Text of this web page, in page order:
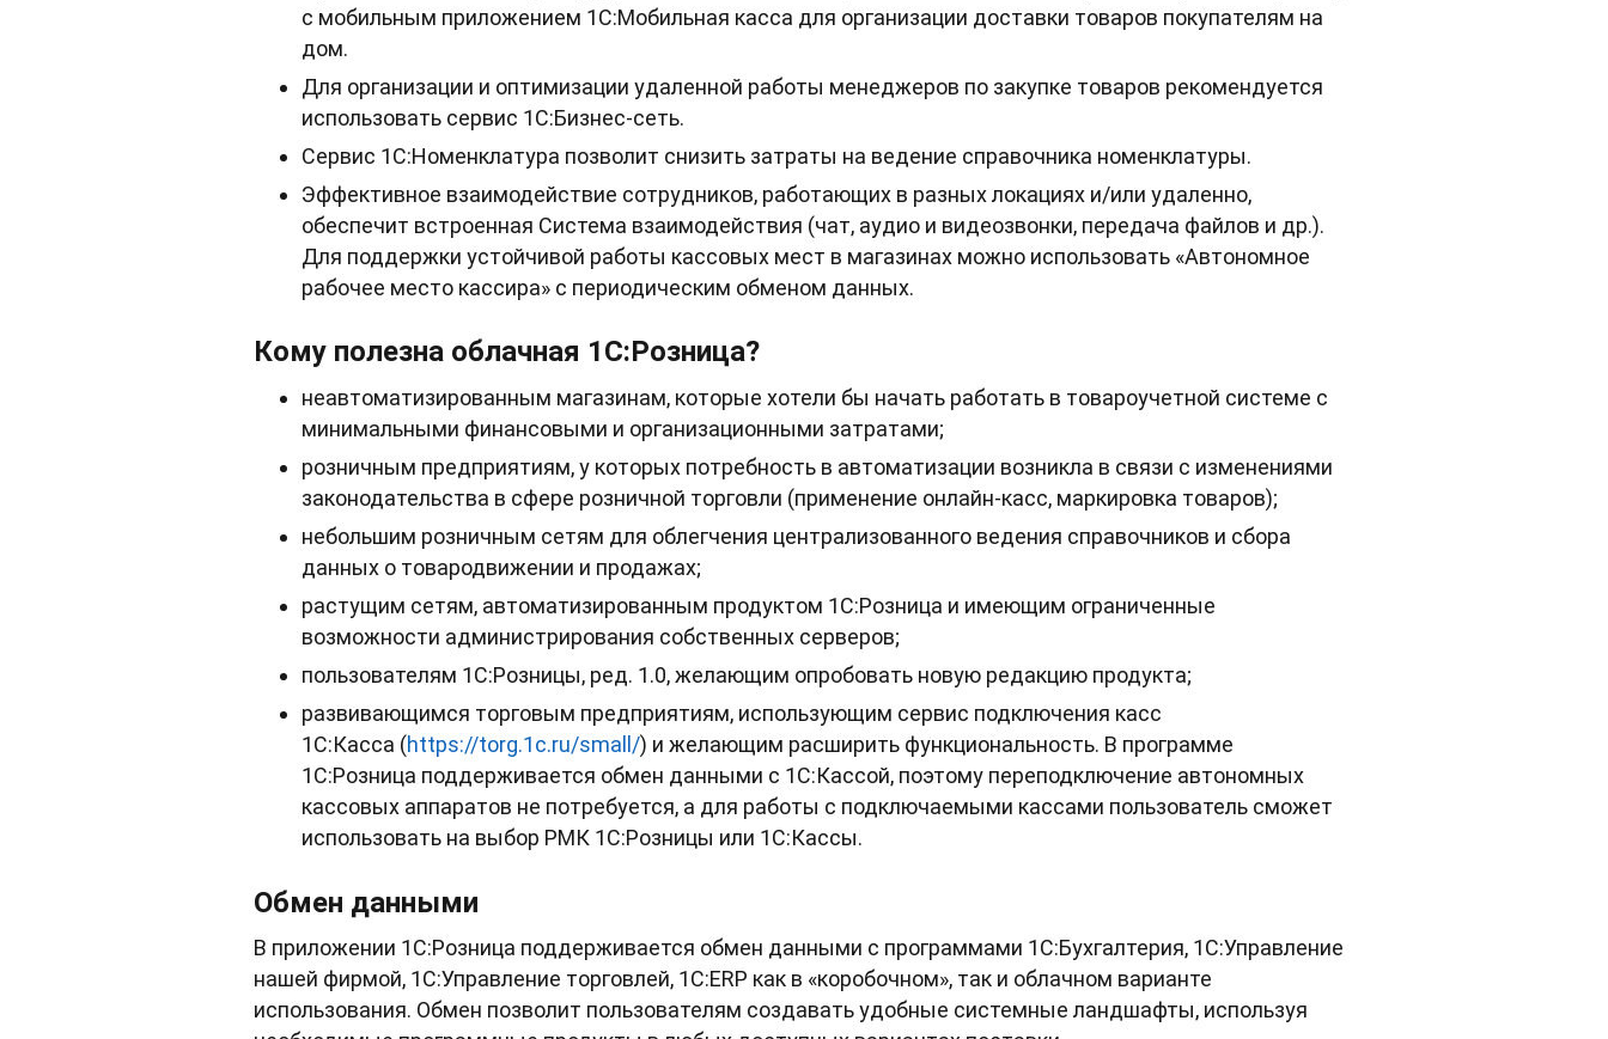
с мобильным приложением 1С:Мобильная касса для организации доставки товаров покупателям на
дом.
Для организации и оптимизации удаленной работы менеджеров по закупке товаров рекомендуется
использовать сервис 1С:Бизнес-сеть.
Сервис 1С:Номенклатура позволит снизить затраты на ведение справочника номенклатуры.
Эффективное взаимодействие сотрудников, работающих в разных локациях и/или удаленно,
обеспечит встроенная Система взаимодействия (чат, аудио и видеозвонки, передача файлов и др.).
Для поддержки устойчивой работы кассовых мест в магазинах можно использовать «Автономное
рабочее место кассира» с периодическим обменом данных.
Кому полезна облачная 1С:Розница?
неавтоматизированным магазинам, которые хотели бы начать работать в товароучетной системе с
минимальными финансовыми и организационными затратами;
розничным предприятиям, у которых потребность в автоматизации возникла в связи с изменениями
законодательства в сфере розничной торговли (применение онлайн-касс, маркировка товаров);
небольшим розничным сетям для облегчения централизованного ведения справочников и сбора
данных о товародвижении и продажах;
растущим сетям, автоматизированным продуктом 1С:Розница и имеющим ограниченные
возможности администрирования собственных серверов;
пользователям 1С:Розницы, ред. 1.0, желающим опробовать новую редакцию продукта;
развивающимся торговым предприятиям, использующим сервис подключения касс
1С:Касса (https://torg.1c.ru/small/) и желающим расширить функциональность. В программе
1С:Розница поддерживается обмен данными с 1С:Кассой, поэтому переподключение автономных
кассовых аппаратов не потребуется, а для работы с подключаемыми кассами пользователь сможет
использовать на выбор РМК 1С:Розницы или 1С:Кассы.
Обмен данными
В приложении 1С:Розница поддерживается обмен данными с программами 1С:Бухгалтерия, 1С:Управление
нашей фирмой, 1С:Управление торговлей, 1С:ERP как в «коробочном», так и облачном варианте
использования. Обмен позволит пользователям создавать удобные системные ландшафты, используя